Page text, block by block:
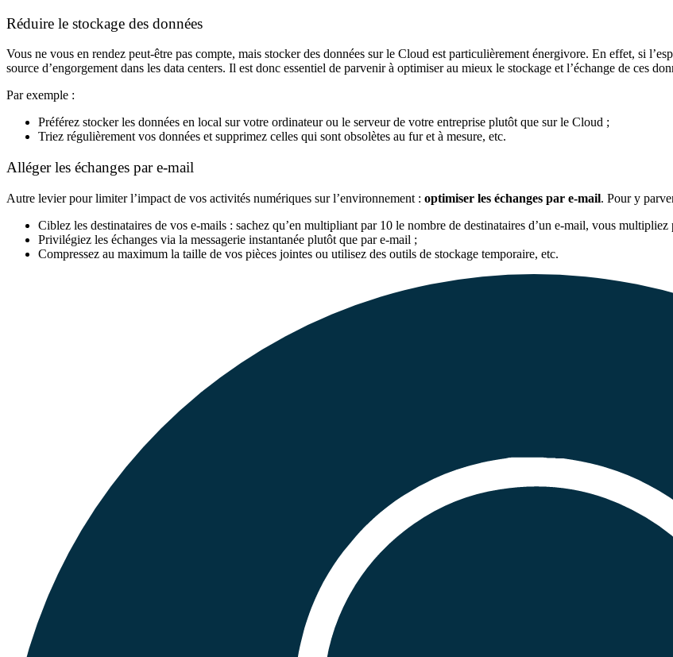
Réduire le stockage des données
Vous ne vous en rendez peut-être pas compte, mais stocker des données sur le Cloud est particulièrement énergivore. En effet, si
source d’engorgement dans les data centers. Il est donc essentiel de parvenir à optimiser au mieux le stockage et l’échange de ces
Par exemple :
Préférez stocker les données en local sur votre ordinateur ou le serveur de votre entreprise plutôt que sur le Cloud ;
Triez régulièrement vos données et supprimez celles qui sont obsolètes au fur et à mesure, etc.
Alléger les échanges par e-mail
Autre levier pour limiter l’impact de vos activités numériques sur l’environnement : optimiser les échanges par e-mail. Pour y
Ciblez les destinataires de vos e-mails : sachez qu’en multipliant par 10 le nombre de destinataires d’un e-mail, vous
Privilégiez les échanges via la messagerie instantanée plutôt que par e-mail ;
Compressez au maximum la taille de vos pièces jointes ou utilisez des outils de stockage temporaire, etc.